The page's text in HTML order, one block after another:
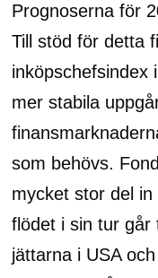
Prognoserna för
Till stöd för detta
inköpschefsindex
mer stabila
som behövs.
mycket stor del
flödet i sin tur går
jättarna i USA